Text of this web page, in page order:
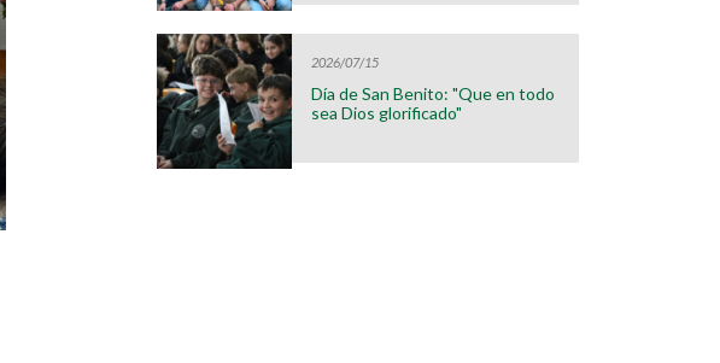
2026/07/15
Día de San Benito: "Que en todo
sea Dios glorificado"